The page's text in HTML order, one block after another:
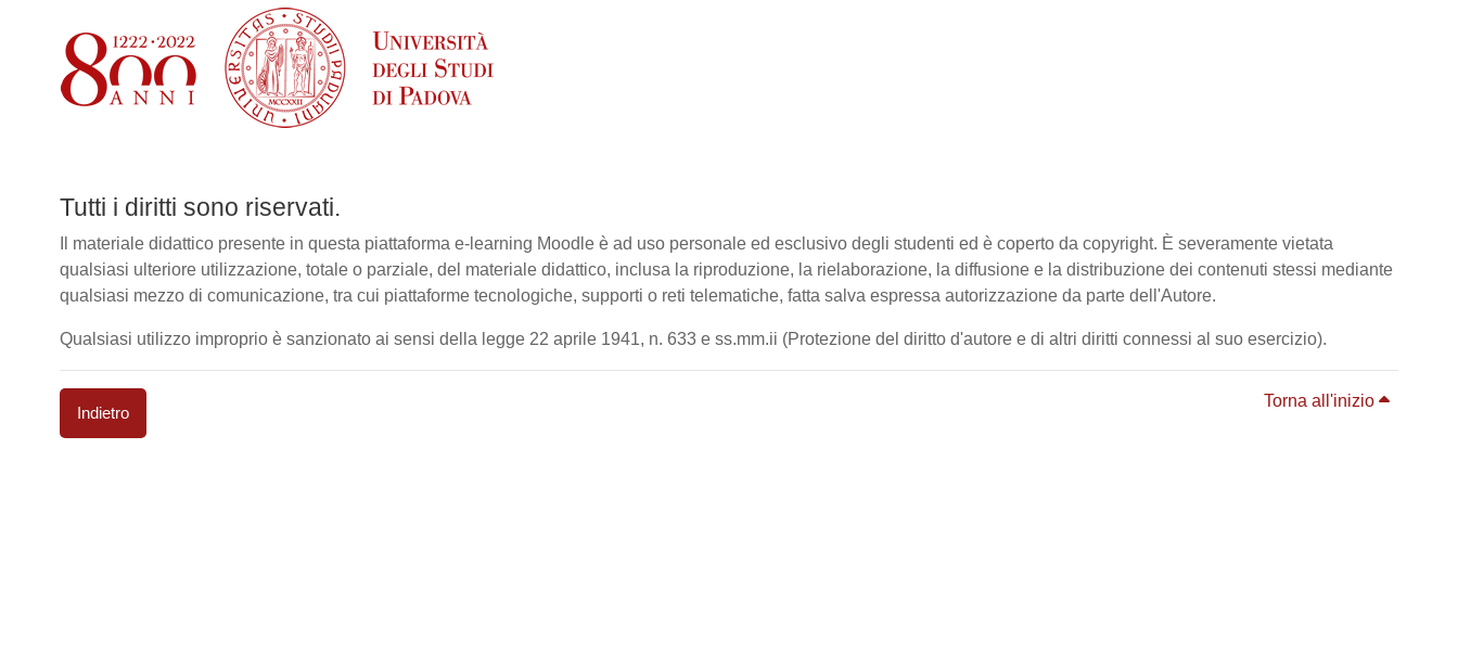
Tutti i diritti sono riservati.
Il materiale didattico presente in questa piattaforma e-learning Moodle è ad uso personale ed esclusivo degli studenti ed è coperto da copyright. È severamente vietata
qualsiasi ulteriore utilizzazione, totale o parziale, del materiale didattico, inclusa la riproduzione, la rielaborazione, la diffusione e la distribuzione dei contenuti stessi mediante
qualsiasi mezzo di comunicazione, tra cui piattaforme tecnologiche, supporti o reti telematiche, fatta salva espressa autorizzazione da parte dell'Autore.
Qualsiasi utilizzo improprio è sanzionato ai sensi della legge 22 aprile 1941, n. 633 e ss.mm.ii (Protezione del diritto d'autore e di altri diritti connessi al suo esercizio).
Indietro
Torna all'inizio